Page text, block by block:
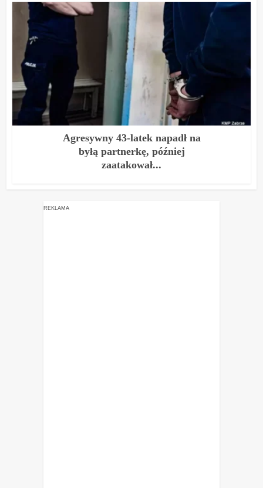
Agresywny 43-latek napadł na
byłą partnerkę, później
zaatakował...
REKLAMA